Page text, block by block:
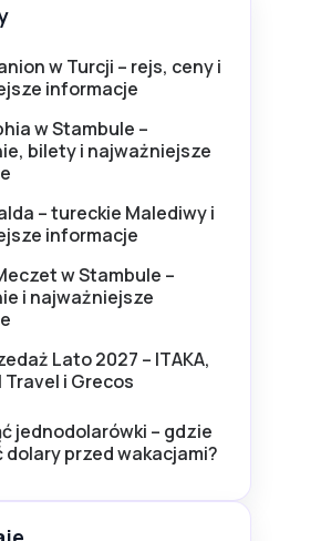
w Turcji – rejs, ceny i
informacje
w Stambule –
bilety i najważniejsze
– tureckie Malediwy i
informacje
w Stambule –
i najważniejsze
Lato 2027 – ITAKA,
Travel i Grecos
jednodolarówki – gdzie
dolary przed wakacjami?